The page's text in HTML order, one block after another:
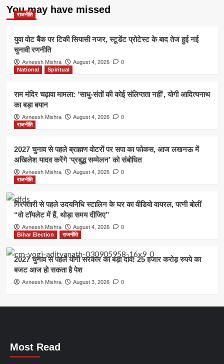
You may have missed
राजनीति
युवा वोट बैंक पर टिकी सियासी नजर, स्टूडेंट प्रोटेस्ट के बाद तेज हुई नई
चुनावी रणनीति
Avneesh Mishra August 4, 2026
0
National
Spiritual
राम मंदिर चढ़ावा मामला: ‘साधु-संतों की कोई संलिप्तता नहीं’, योगी आदित्यनाथ
का बड़ा बयान
Avneesh Mishra August 4, 2026
0
राजनीति
2027 चुनाव से पहले ब्राह्मण वोटरों पर सपा का फोकस, आज लखनऊ में
अखिलेश यादव करेंगे ‘प्रबुद्ध सम्मेलन’ को संबोधित
Avneesh Mishra August 4, 2026
0
राजनीति
गिरफ्तारी से पहले उदयनिधि स्टालिन के घर का वीडियो वायरल, पत्नी बोलीं
“वो टॉयलेट में हैं, थोड़ा समय दीजिए”
Avneesh Mishra August 4, 2026
0
Bihar Election
राजनीति
2027 चुनाव से पहले योगी सरकार का बड़ा दांव! 25 हजार करोड़ रुपये का
बजट आज हो सकता है पेश
Avneesh Mishra August 3, 2026 0
Most Read